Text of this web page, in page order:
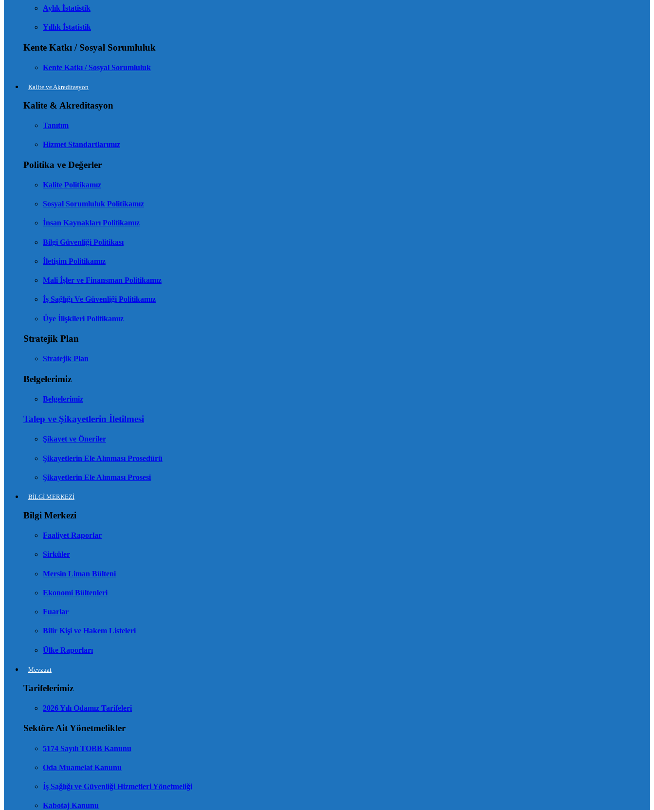
Aylık İstatistik
Yıllık İstatistik
Kente Katkı / Sosyal Sorumluluk
Kente Katkı / Sosyal Sorumluluk
Kalite ve Akreditasyon
Kalite & Akreditasyon
Tanıtım
Hizmet Standartlarımız
Politika ve Değerler
Kalite Politikamız
Sosyal Sorumluluk Politikamız
İnsan Kaynakları Politikamız
Bilgi Güvenliği Politikası
İletişim Politikamız
Mali İşler ve Finansman Politikamız
İş Sağlığı Ve Güvenliği Politikamız
Üye İlişkileri Politikamız
Stratejik Plan
Stratejik Plan
Belgelerimiz
Belgelerimiz
Talep ve Şikayetlerin İletilmesi
Şikayet ve Öneriler
Şikayetlerin Ele Alınması Prosedürü
Şikayetlerin Ele Alınması Prosesi
BİLGİ MERKEZİ
Bilgi Merkezi
Faaliyet Raporlar
Sirküler
Mersin Liman Bülteni
Ekonomi Bültenleri
Fuarlar
Bilir Kişi ve Hakem Listeleri
Ülke Raporları
Mevzuat
Tarifelerimiz
2026 Yılı Odamız Tarifeleri
Sektöre Ait Yönetmelikler
5174 Sayılı TOBB Kanunu
Oda Muamelat Kanunu
İş Sağlığı ve Güvenliği Hizmetleri Yönetmeliği
Kabotaj Kanunu